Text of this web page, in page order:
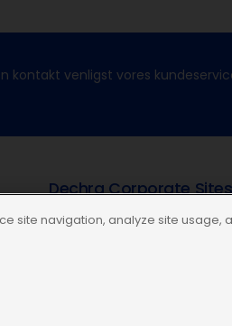
kontakt venligst vores
Dechra Corporate Sites
Dechra Careers
site navigation, analyze site usage,